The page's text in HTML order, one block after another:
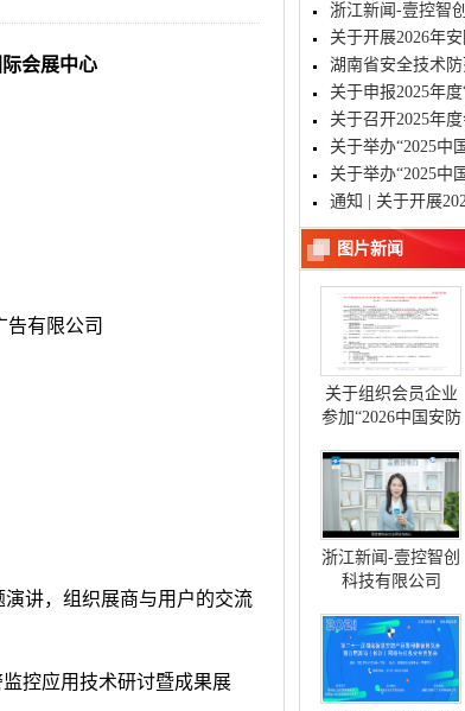
品牌日在渝隆重
浙江新闻-壹控智
关于开展2026年
通知
湖南省安全技术
会员大会暨表彰
关于申报2025年
知
关于召开2025年
的通知
关于举办“2025中
（长沙站）的邀
关于举办“2025中
（长沙站）的邀
通知 | 关于开展
活动的通知
图片新闻
关于组织会员企业
参加“2026中国安防
商)大会”(长沙站)的
通知
浙江新闻-壹控智创
科技有限公司
会展中心
告有限公司
讲，组织展商与用户的交流
控应用技术研讨暨成果展